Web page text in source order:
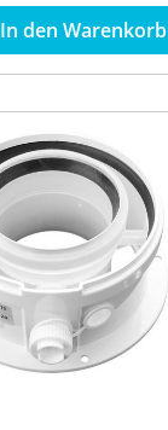
In den Warenkorb